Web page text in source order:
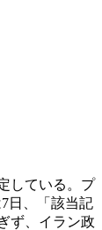
している。プ
日、「該当記
ず、イラン政